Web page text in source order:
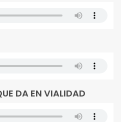
DA EN VIALIDAD